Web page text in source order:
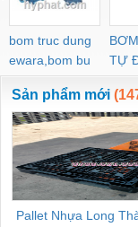
bom truc dung
ewara,bom bu
ewara
TỰ
Sản phẩm mới
Pallet Nhựa Long